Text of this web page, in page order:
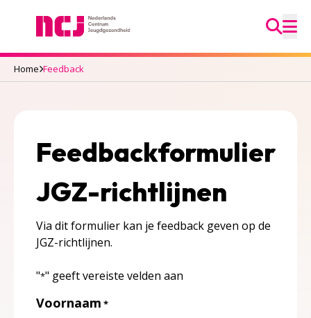
Ga
Home Feedback
Feedbackformulier
JGZ-richtlijnen
Via dit formulier kan je feedback geven op de
JGZ-richtlijnen.
"*" geeft vereiste velden aan
Voornaam *